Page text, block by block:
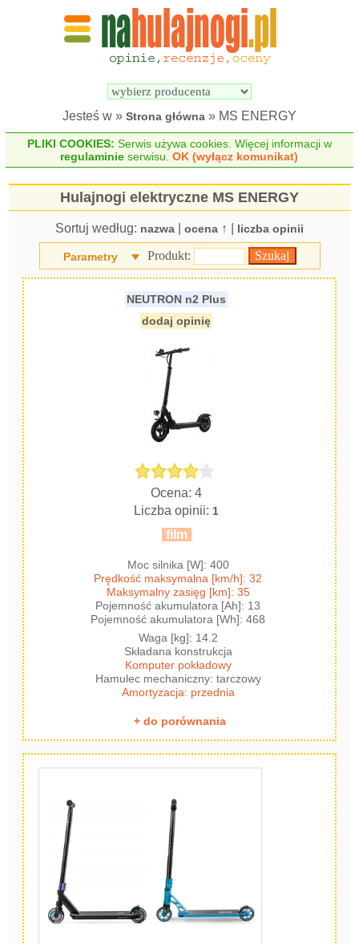
Wyszukiwarka
elektrycznych
Jesteś w » Strona główna » MS ENERGY
PLIKI COOKIES: Serwis używa cookies. Więcej informacji w
regulaminie serwisu.OK (wyłącz komunikat)
Hulajnogi elektryczne MS ENERGY
Sortuj według: nazwa ocena ↑ | liczba opinii
Parametry Produkt:
NEUTRON n2 Plus
dodaj opinię
Ocena: 4
Liczba opinii: 1
film
Moc silnika [W]: 400
Prędkość maksymalna [km/h]: 32
Maksymalny zasięg [km]: 35
Pojemność akumulatora [Ah]: 13
Pojemność akumulatora [Wh]: 468
Waga [kg]: 14.2
Składana konstrukcja
Komputer pokładowy
Hamulec mechaniczny: tarczowy
Amortyzacja: przednia
+ do porównania